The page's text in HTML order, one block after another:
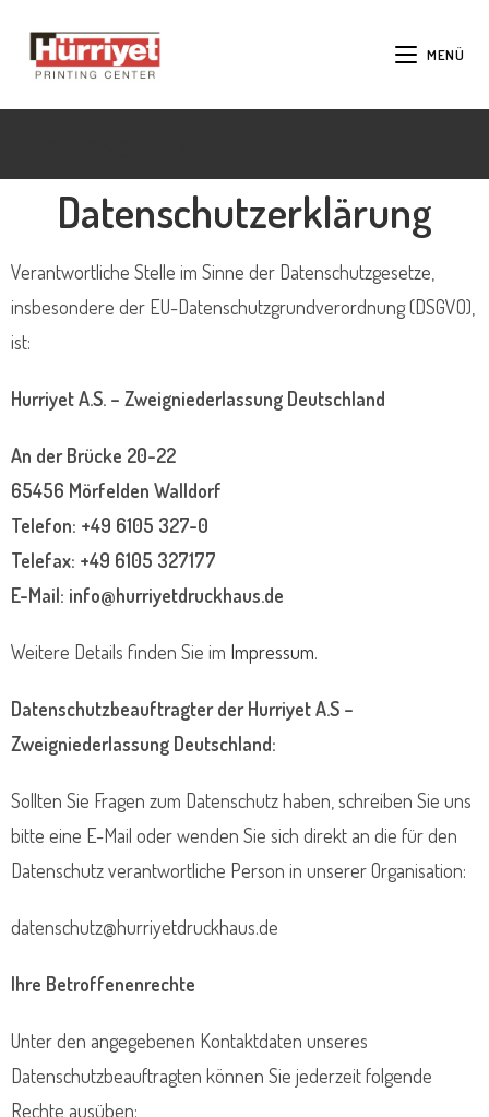
MENÜ
Datenschutzerklärung
Verantwortliche Stelle im Sinne der Datenschutzgesetze,
insbesondere der EU-Datenschutzgrundverordnung (DSGVO),
ist:
Hurriyet A.S. – Zweigniederlassung Deutschland
An der Brücke 20-22
65456 Mörfelden Walldorf
Telefon: +49 6105 327-0
Telefax: +49 6105 327177
E-Mail: info@hurriyetdruckhaus.de
Weitere Details finden Sie im Impressum.
Datenschutzbeauftragter der Hurriyet A.S –
Zweigniederlassung Deutschland:
Sollten Sie Fragen zum Datenschutz haben, schreiben Sie uns
bitte eine E-Mail oder wenden Sie sich direkt an die für den
Datenschutz verantwortliche Person in unserer Organisation:
datenschutz@hurriyetdruckhaus.de
Ihre Betroffenenrechte
Unter den angegebenen Kontaktdaten unseres
Datenschutzbeauftragten können Sie jederzeit folgende
Rechte ausüben: